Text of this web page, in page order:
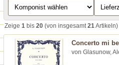
Zeige 1 bis 20 (von insgesamt21Artikeln)
Concerto mi
von Glasunow,